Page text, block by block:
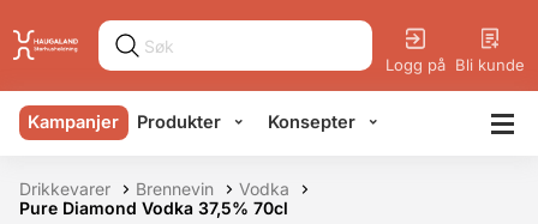
Logg på Bli kunde
Kampanjer Produkter Konsepter
Drikkevarer Brennevin
Vodka
Pure Diamond Vodka 37,5% 70cl